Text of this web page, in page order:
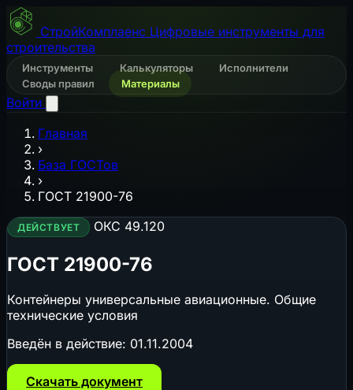
СтройКомплаенс Цифровые инструменты для
строительства
Инструменты Калькуляторы
Исполнители
Своды правил
Материалы
Войти
Главная
›
База ГОСТов
›
ГОСТ 21900-76
ДЕЙСТВУЕТ ОКС 49.120
ГОСТ 21900-76
Контейнеры универсальные авиационные. Общие
технические условия
Введён в действие: 01.11.2004
Скачать документ